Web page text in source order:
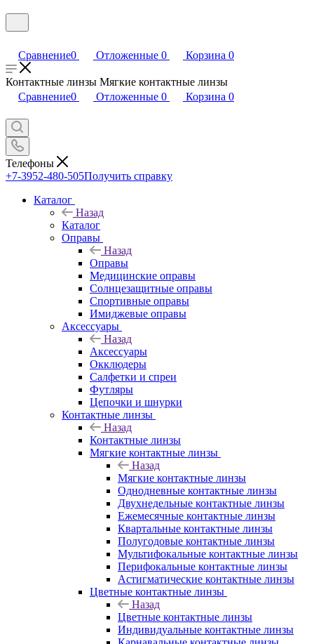
Сравнение0 Отложенные 0 Корзина 0
Контактные линзы Мягкие контактные линзы
Сравнение0 Отложенные 0 Корзина 0
Телефоны
+7-3952-480-505Получить справку
Каталог
Назад
Каталог
Оправы
Назад
Оправы
Медицинские оправы
Солнцезащитные оправы
Спортивные оправы
Имиджевые оправы
Аксессуары
Назад
Аксессуары
Окклюдеры
Салфетки и спреи
Футляры
Цепочки и шнурки
Контактные линзы
Назад
Контактные линзы
Мягкие контактные линзы
Назад
Мягкие контактные линзы
Однодневные контактные линзы
Двухнедельные контактные линзы
Ежемесячные контактные линзы
Квартальные контактные линзы
Полугодовые контактные линзы
Мультифокальные контактные линзы
Перифокальные контактные линзы
Астигматические контактные линзы
Цветные контактные линзы
Назад
Цветные контактные линзы
Индивидуальные контактные линзы